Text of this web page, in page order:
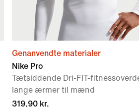
Genanvendte materialer
Nike Pro
Tætsiddende Dri-FIT-
lange ærmer til mænd
319,90 kr.